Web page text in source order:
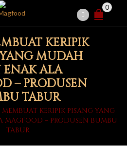
0
KERIPIK
MUDAH
ENAK ALA
– PRODUSEN
TABUR
MEMBUAT KERIPIK PISANG YANG
– PRODUSEN BUMBU
TABUR